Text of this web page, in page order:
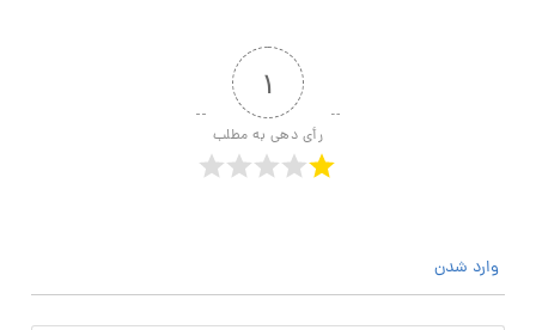
۱
رأی دهی به مطلب
وارد شدن